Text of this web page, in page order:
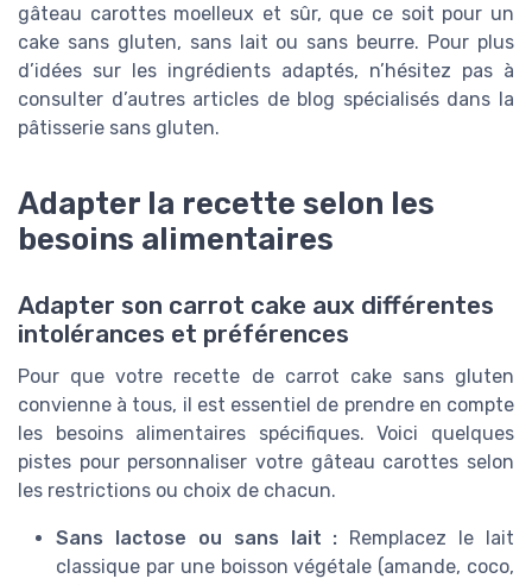
gâteau carottes moelleux et sûr, que ce soit pour un
cake sans gluten, sans lait ou sans beurre. Pour plus
d’idées sur les ingrédients adaptés, n’hésitez pas à
consulter d’autres articles de blog spécialisés dans la
pâtisserie sans gluten.
Adapter la recette selon les
besoins alimentaires
Adapter son carrot cake aux différentes
intolérances et préférences
Pour que votre recette de carrot cake sans gluten
convienne à tous, il est essentiel de prendre en compte
les besoins alimentaires spécifiques. Voici quelques
pistes pour personnaliser votre gâteau carottes selon
les restrictions ou choix de chacun.
Sans lactose ou sans lait : Remplacez le lait
classique par une boisson végétale (amande, coco,